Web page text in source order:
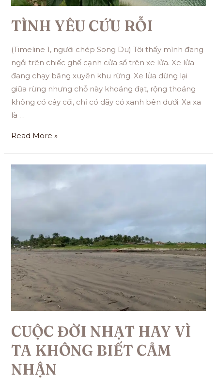
TÌNH YÊU CỨU RỖI
(Timeline 1, người chép Song Du) Tôi thấy mình đang
ngồi trên chiếc ghế cạnh cửa sổ trên xe lửa. Xe lửa
đang chạy băng xuyên khu rừng. Xe lửa dừng lại
giữa rừng nhưng chỗ này khoáng đạt, rộng thoáng
không có cây cối, chỉ có dãy cỏ xanh bên dưới. Xa xa
là …
Read More »
CUỘC ĐỜI NHẠT HAY VÌ
TA KHÔNG BIẾT CẢM
NHẬN